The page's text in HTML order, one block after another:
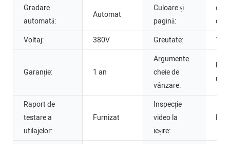
Gradare
automată:
Automat
Culoare și
pagină:
o
Voltaj:
380V Greutate:
Garanție: 1 an
Argumente
cheie de
vânzare:
Raport de
testare a
utilajelor:
Furnizat
Inspecție
video la
ieșire: